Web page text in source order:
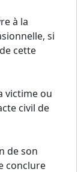
à la
si
cette
victime ou
civil de
de son
conclure